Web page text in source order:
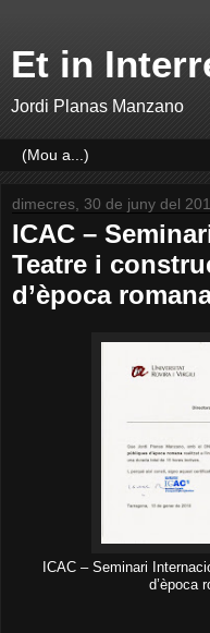
Et in
Jordi Planas Manzano
dimecres, 30 de juny del
ICAC –
Teatre i
d’època
ICAC – Seminari
d’època